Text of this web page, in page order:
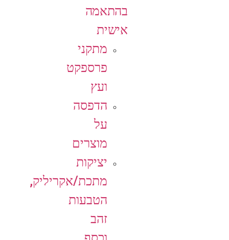
בהתאמה
אישית
מתקני
פרספקט
ועץ
הדפסה
על
מוצרים
יציקות
מתכת/אקריליק,
הטבעות
זהב